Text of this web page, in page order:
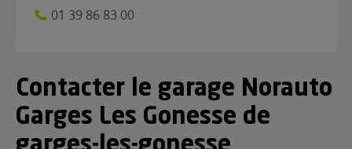
01 39 86 83 00
Contacter le garage Norauto
Garges Les Gonesse de